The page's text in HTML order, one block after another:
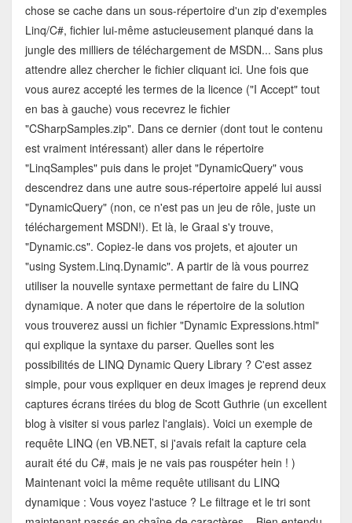
chose se cache dans un sous-répertoire d'un zip d'exemples
Linq/C#, fichier lui-même astucieusement planqué dans la
jungle des milliers de téléchargement de MSDN... Sans plus
attendre allez chercher le fichier cliquant ici. Une fois que
vous aurez accepté les termes de la licence ("I Accept" tout
en bas à gauche) vous recevrez le fichier
"CSharpSamples.zip". Dans ce dernier (dont tout le contenu
est vraiment intéressant) aller dans le répertoire
"LinqSamples" puis dans le projet "DynamicQuery" vous
descendrez dans une autre sous-répertoire appelé lui aussi
"DynamicQuery" (non, ce n'est pas un jeu de rôle, juste un
téléchargement MSDN!). Et là, le Graal s'y trouve,
"Dynamic.cs". Copiez-le dans vos projets, et ajouter un
"using System.Linq.Dynamic". A partir de là vous pourrez
utiliser la nouvelle syntaxe permettant de faire du LINQ
dynamique. A noter que dans le répertoire de la solution
vous trouverez aussi un fichier "Dynamic Expressions.html"
qui explique la syntaxe du parser. Quelles sont les
possibilités de LINQ Dynamic Query Library ? C'est assez
simple, pour vous expliquer en deux images je reprend deux
captures écrans tirées du blog de Scott Guthrie (un excellent
blog à visiter si vous parlez l'anglais). Voici un exemple de
requête LINQ (en VB.NET, si j'avais refait la capture cela
aurait été du C#, mais je ne vais pas rouspéter hein ! )
Maintenant voici la même requête utilisant du LINQ
dynamique : Vous voyez l'astuce ? Le filtrage et le tri sont